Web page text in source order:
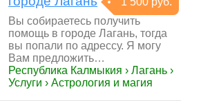
Вы собираетесь получить
помощь в городе Лагань, тогда
вы попали по адрессу. Я могу
Вам предложить…
Республика Калмыкия › Лагань ›
Услуги › Астрология и магия